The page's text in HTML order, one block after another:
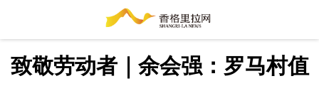
致敬劳动者｜余会强：罗马村值